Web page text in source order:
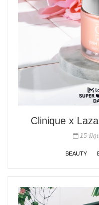
Clinique x
15 มิถุ
BEAUTY